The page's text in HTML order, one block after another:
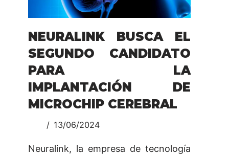
NEURALINK BUSCA EL
SEGUNDO CANDIDATO
PARA LA
IMPLANTACIÓN DE
MICROCHIP CEREBRAL
13/06/2024
Neuralink, la empresa de tecnología